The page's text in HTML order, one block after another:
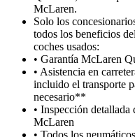
McLaren.
Solo los
todos los beneficios
coches usados:
• Garantía McLaren
• Asistencia en
incluido el transporte
necesario**
• Inspección
McLaren
• Todos los